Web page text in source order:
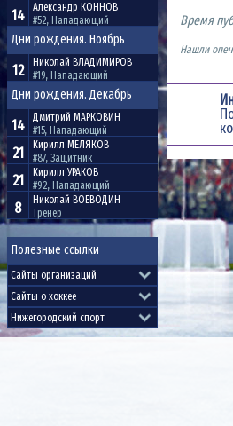
14 Александр КОННОВ
#52, Нападающий
Дни рождения. Ноябрь
12 Николай ВЛАДИМИРОВ
#19, Нападающий
Дни рождения. Декабрь
14 Дмитрий МАРКОВИН
#15, Нападающий
21 Кирилл МЕЛЯКОВ
#87, Защитник
21 Кирилл УРАКОВ
#92, Нападающий
8 Николай ВОЕВОДИН
Тренер
Полезные ссылки
Время
Нашли